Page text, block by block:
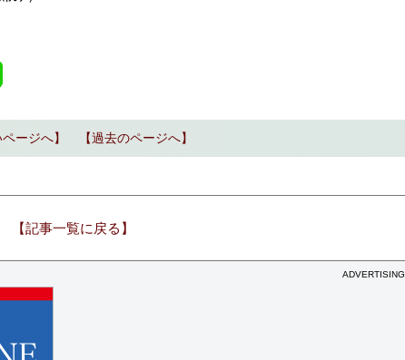
ページへ】 【過去のページへ】
【記事一覧に戻る】
ADVERTISING